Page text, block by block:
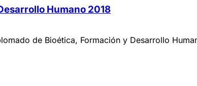
Humano 2018
de Bioética, Formación y Desarrollo